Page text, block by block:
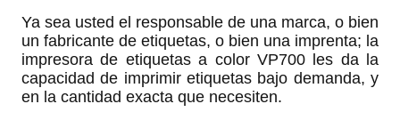
Ya sea usted el responsable de una marca, o bien
un fabricante de etiquetas, o bien una imprenta; la
impresora de etiquetas a color VP700 les da la
capacidad de imprimir etiquetas bajo demanda, y
en la cantidad exacta que necesiten.